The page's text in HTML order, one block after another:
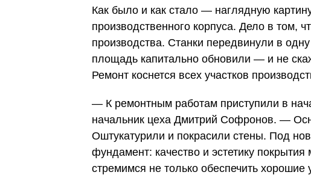
Как было и как стало — наглядную
производственного корпуса. Дело в том,
производства. Станки передвинули в
площадь капитально обновили — и не
Ремонт коснется всех участков
— К ремонтным работам приступили в
начальник цеха Дмитрий Софронов. —
Оштукатурили и покрасили стены. Под
фундамент: качество и эстетику
стремимся не только обеспечить хорошие